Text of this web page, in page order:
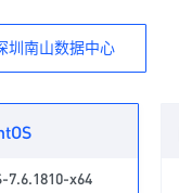
圳南山数据中心
7.6.1810-x64